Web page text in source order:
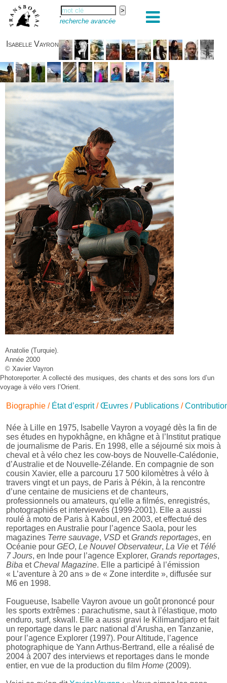
recherche avancée
Isabelle Vayron
Anatolie (Turquie).
Année 2000
© Xavier Vayron
Photoreporter. A collecté des musiques, des chants et des sons lors d’un
voyage à vélo vers l’Orient.
Biographie / État d’esprit/Œuvres / Publications /
Née à Lille en 1975, Isabelle Vayron a voyagé dès la fin de
ses études en hypokhâgne, en khâgne et à l’Institut pratique
de journalisme de Paris. En 1998, elle a séjourné six mois à
cheval et à vélo chez les cow-boys de Nouvelle-Calédonie,
d’Australie et de Nouvelle-Zélande. En compagnie de son
cousin Xavier, elle a parcouru 17 500 kilomètres à vélo à
travers vingt et un pays, de Paris à Pékin, à la rencontre
d’une centaine de musiciens et de chanteurs,
professionnels ou amateurs, qu’elle a filmés, enregistrés,
photographiés et interviewés (1999-2001). Elle a aussi
roulé à moto de Paris à Kaboul, en 2003, et effectué des
reportages en Australie pour l’agence Saola, pour les
magazines Terre sauvage, VSD etGrands reportages, en
Océanie pour GEO, Le Nouvel Observateur, La Vie et Télé
7 Jours, en Inde pour l’agence Explorer, Grands reportages,
Biba et Cheval Magazine. Elle a participé à l’émission
« L’aventure à 20 ans » de « Zone interdite », diffusée sur
M6 en 1998.
Fougueuse, Isabelle Vayron avoue un goût prononcé pour
les sports extrêmes : parachutisme, saut à l’élastique, moto
enduro, surf, skwall. Elle a aussi gravi le Kilimandjaro et fait
un reportage dans le parc national d’Arusha, en Tanzanie,
pour l’agence Explorer (1997). Pour Altitude, l’agence
photographique de Yann Arthus-Bertrand, elle a réalisé de
2004 à 2007 des interviews et reportages dans le monde
entier, en vue de la production du film Home (2009).